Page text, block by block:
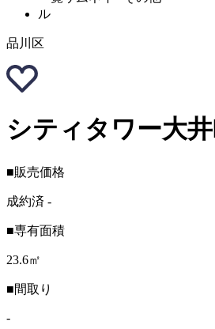
品川区
シティタワー大
■販売価格
成約済 -
■専有面積
23.6㎡
■間取り
-